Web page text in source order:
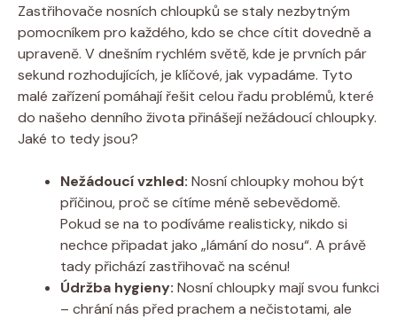
Zastřihovače nosních chloupků se staly nezbytným
pomocníkem pro každého, kdo se chce cítit dovedně a
upraveně. V dnešním rychlém světě, kde je prvních pár
sekund rozhodujících, je klíčové, jak vypadáme. Tyto
malé zařízení pomáhají řešit celou řadu problémů, které
do našeho denního života přinášejí nežádoucí chloupky.
Jaké to tedy jsou?
Nežádoucí vzhled: Nosní chloupky mohou být
příčinou, proč se cítíme méně sebevědomě.
Pokud se na to podíváme realisticky, nikdo si
nechce připadat jako „lámání do nosu“. A právě
tady přichází zastřihovač na scénu!
Údržba hygieny: Nosní chloupky mají svou funkci
– chrání nás před prachem a nečistotami, ale